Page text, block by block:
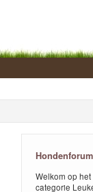
Welkom op
categorie